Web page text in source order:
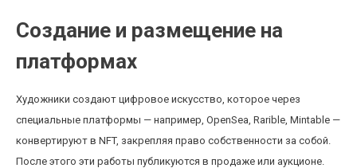
Создание и размещение на
платформах
Художники создают цифровое искусство, которое через
специальные платформы — например, OpenSea, Rarible, Mintable —
конвертируют в NFT, закрепляя право собственности за собой.
После этого эти работы публикуются в продаже или аукционе.